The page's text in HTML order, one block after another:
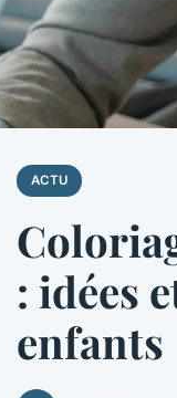
ACTU
: idées
enfants